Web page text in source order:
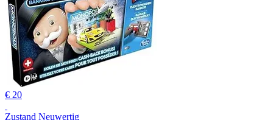
€ 20
Zustand Neuwertig